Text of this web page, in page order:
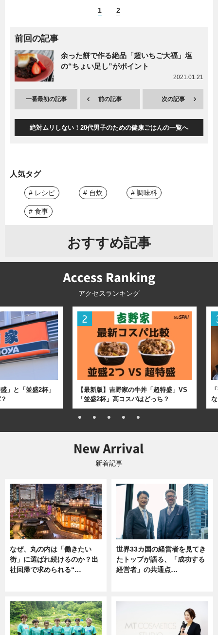
1 2
前回の記事
余った餅で作る絶品「超いちご大福」塩
の“ちょい足し”がポイント
2021.01.21
一番最初の記事 前の記事 次の記事
絶対ムリしない！20代男子のための健康ごはんの一覧へ
人気タグ
# レシピ # 自炊 # 調味料
# 食事
おすすめ記事
アクセスランキング
」と「並盛2杯」
【最新版】吉野家の牛丼「超特盛」VS
「並盛2杯」高コスパはどっち？
新着記事
なぜ、丸の内は「働きたい
街」に選ばれ続けるのか？出
社回帰で求められる“…
世界33カ国の経営者を見てき
たトップが語る、「成功する
経営者」の共通点…